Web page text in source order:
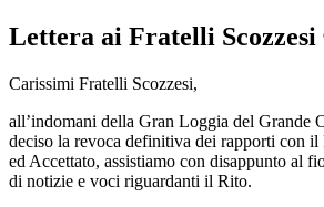
Lettera ai Fratelli Scozzesi
Carissimi Fratelli Scozzesi,
all’indomani della Gran Loggia del Grande
deciso la revoca definitiva dei rapporti con
ed Accettato, assistiamo con disappunto al
di notizie e voci riguardanti il Rito.